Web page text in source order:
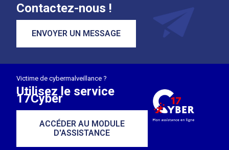
Contactez-nous !
ENVOYER UN MESSAGE
Victime de cybermalveillance ?
Utilisez le service
17Cyber
ACCÉDER AU MODULE
D'ASSISTANCE